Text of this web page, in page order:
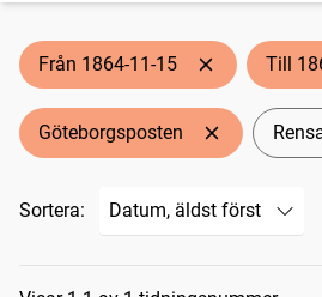
Från 1864-11-15 Till
Göteborgsposten
Sortera: